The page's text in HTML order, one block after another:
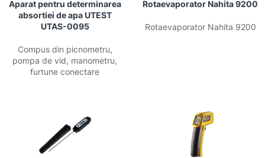
Aparat pentru determinarea
absortiei de apa UTEST
UTAS-0095
Compus din picnometru,
pompa de vid, manometru,
furtune conectare
Rotaevaporator Nahita 9200
Rotaevaporator Nahita 9200